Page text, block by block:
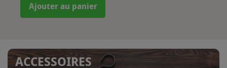
Ajouter au panier
ACCESSOIRES